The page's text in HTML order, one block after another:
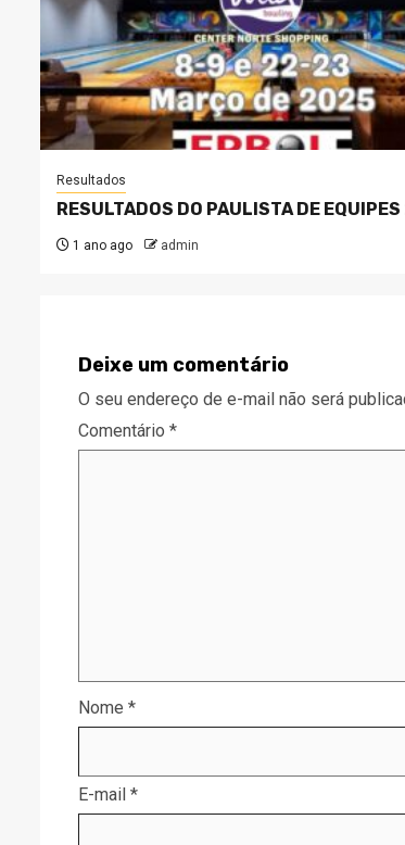
Resultados
RESULTADOS DO PAULISTA DE
1 ano ago admin
Deixe um comentário
O seu endereço de e-mail não será
Comentário *
Nome *
E-mail *